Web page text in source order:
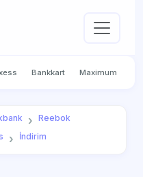
Bankkart Maximum
Reebok
İndirim